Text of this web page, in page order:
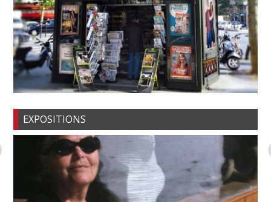
EXPOSITIONS